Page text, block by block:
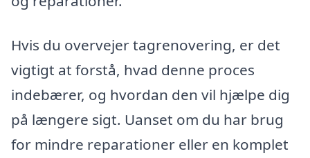
Hvis du overvejer tagrenovering, er det
vigtigt at forstå, hvad denne proces
indebærer, og hvordan den vil hjælpe dig
på længere sigt. Uanset om du har brug
for mindre reparationer eller en komplet